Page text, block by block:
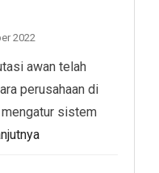
2022
awan telah
perusahaan di
sistem